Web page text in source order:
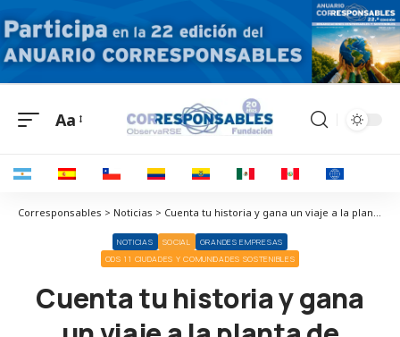
Aa
Corresponsables > Noticias > Cuenta tu historia y gana un viaje a la planta de Toyota en Argentina
NOTICIAS SOCIAL
GRANDES EMPRESAS
ODS 11 CIUDADES Y COMUNIDADES SOSTENIBLES
Cuenta tu historia y gana